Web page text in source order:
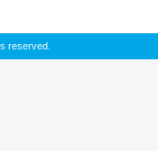
reserved.